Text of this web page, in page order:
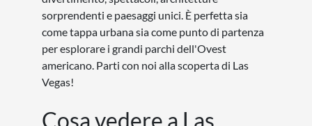
sorprendenti e paesaggi unici. È perfetta sia
come tappa urbana sia come punto di partenza
per esplorare i grandi parchi dell'Ovest
americano. Parti con noi alla scoperta di Las
Vegas!
Cosa vedere a Las